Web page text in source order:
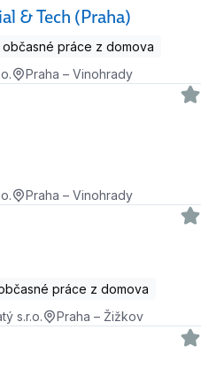
& Tech (Praha)
práce z domova
Praha – Vinohrady
Praha – Vinohrady
práce z domova
s.r.o.
Praha – Žižkov